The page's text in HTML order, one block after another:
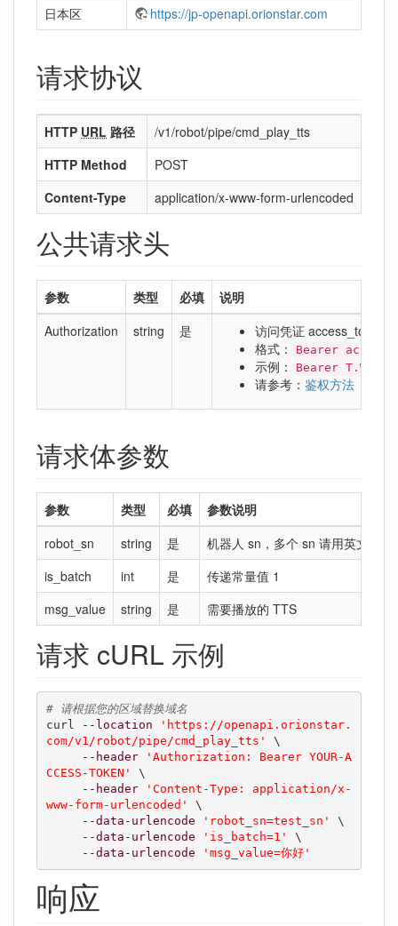
日本区
https://jp-openapi.orionstar.com
请求协议
HTTP URL 路径
/v1/robot/pipe/cmd_play_tts
HTTP Method
POST
Content-Type
application/x-www-form-urlencoded
公共请求头
参数 类型 必填
说明
Authorization
string 是
访问凭证 access_token
格式：
Bearer
示例： Bearer
请参考： 鉴权方法
请求体参数
参数 类型 必填
参数说明
robot_sn
string 是
机器人 sn，多个 sn 请用英文逗号
is_batch
int 是
传递常量值 1
msg_value
string 是 需要播放的 TTS
请求 cURL 示例
# 请根据您的区域替换域名
curl
--location
'https://openapi.orionstar.
com/v1/robot/pipe/cmd_play_tts'
\
--header
'Authorization: Bearer YOUR-A
CCESS-TOKEN'
\
--header
'Content-Type: application/x-
www-form-urlencoded'
\
--data-urlencode
'robot_sn=test_sn'
\
--data-urlencode
'is_batch=1'
\
--data-urlencode
'msg_value=你好'
响应